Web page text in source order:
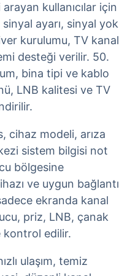
kullanıcılar için
ayarı, sinyal yok
kurulumu, TV kanal
desteği verilir. 50.
bina tipi ve kablo
LNB kalitesi ve TV
cihaz modeli, arıza
sistem bilgisi not
bölgesine
ve uygun bağlantı
ekranda kanal
priz, LNB, çanak
kontrol edilir.
ulaşım, temiz